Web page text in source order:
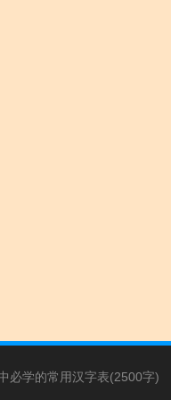
必学的常用汉字表(2500字)